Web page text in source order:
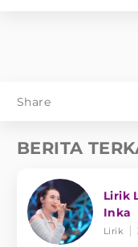
Share
BERITA
Lirik
Inka
Lirik